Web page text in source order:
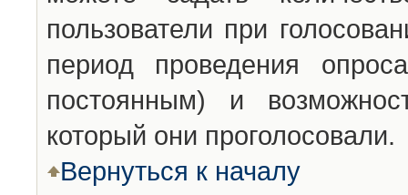
пользователи при
период проведения
постоянным) и
который они проголосовали.
Вернуться к началу